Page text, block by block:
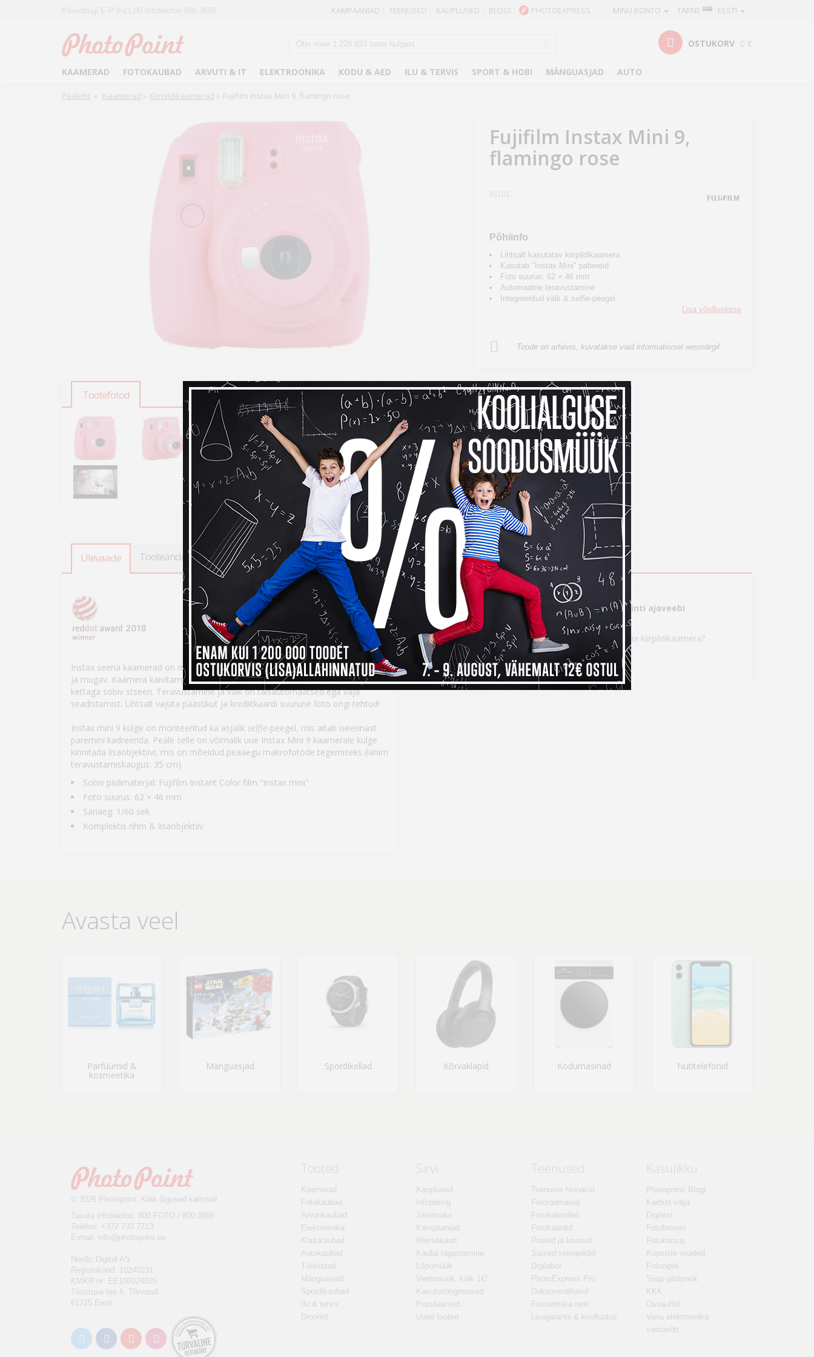
TARNE · EESTI
MINU KONTO
KAMPAANIAD TEENUSED KAUPLUSED BLOGI PHOTOEXPRESS
OSTUKORV 0 €
KAAMERAD FOTOKAUBAD ARVUTI & IT ELEKTROONIKA KODU & AED ILU & TERVIS SPORT & HOBI MÄNGUASJAD AUTO
Pealeht » Kaamerad » Kiirpildikaamerad » Fujifilm Instax Mini 9, flamingo rose
Tootefotod
Fujifilm Instax Mini 9,
flamingo rose
81101
Põhiinfo
Lihtsalt kasutatav kiirpildikaamera
Kasutab "Instax Mini" pabereid
Foto suurus: 62 × 46 mm
Automaatne teravustamine
Integreeritud välk & selfie-peegel
Lisa võrdlusesse
Toode on arhiivis, kuvatakse vaid informatiivsel eesmärgil.
Ülevaade Tooteandmed Kokkusobivad tooted 26
Instax seeria kaamerad on mõeldud hetke jäädvustamiseks otse fotole – lihtne
ja mugav. Kaamera käivitamiseks tõmba objektiiv korpusest välja ja vali ereduse
kettaga sobiv stseen. Teravustamine ja välk on täisautomaatsed ega vaja
seadistamist. Lihtsalt vajuta päästikut ja krediitkaardi suurune foto ongi tehtud!
Instax mini 9 külge on monteeritud ka asjalik selfie-peegel, mis aitab iseennast
paremini kadreerida. Peale selle on võimalik uue Instax Mini 9 kaamerale külge
kinnitada lisaobjektiivi, mis on mõeldud peaaegu makrofotode tegemiseks (lähim
teravustamiskaugus: 35 cm).
Sobiv pildimaterjal: Fujifilm Instant Color film "instax mini"
Foto suurus: 62 × 46 mm
Säriaeg: 1/60 sek
Komplektis rihm & lisaobjektiiv
Seda toodet on mainitud järgmistes Photopointi ajaveebi
postitustes:
Kuidas valida endale kõige sobivam Fujifilm Instax kiirpildikaamera?
Nüüd saadaval: Fujifilm Instax Mini 9
Peagi jõuab müüki Instax Mini 9
Avasta veel
Parfüümid &
kosmeetika
Mänguasjad Spordikellad Kõrvaklapid Kodumasinad Nutitelefonid
© 2026 Photopoint. Kõik õigused kaitstud
Tasuta infotelefon: 800 FOTO / 800 3686
Telefon: +372 733 7713
E-mail: info@photopoint.ee
Nordic Digital AS
Registrikood: 10240231
KMKR nr: EE100024025
Tööstuse tee 6, Tõrvandi
61715 Eesti
Tooted
Kaamerad
Fotokaubad
Arvutikaubad
Elektroonika
Kodukaubad
Autokaubad
Tööriistad
Mänguasjad
Spordikaubad
Ilu & tervis
Droonid
Sirvi
Kauplused
Infopäring
Järelmaks
Kampaaniad
Kliendikaart
Kauba tagastamine
Lõpumüük
Veebimüük, kõik 1€!
Kasutustingimused
Populaarsed
Uued tooted
Teenused
Teenuste hinnakiri
Fotoraamatud
Fotokalendrid
Fotokaardid
Pusled ja kruusid
Suured seinapildid
Digilabor
PhotoExpress Pro
Dokumendifotod
Fototehnika rent
Lisagarantii & kindlustus
Kasulikku
Photopointi Blogi
Karbist välja
Digitest
Fotofoorum
Fotokursus
Küpsiste seaded
Fotonipid
Snäp pildipank
KKK
Ostujuhid
Vana elektroonika
vastuvõtt